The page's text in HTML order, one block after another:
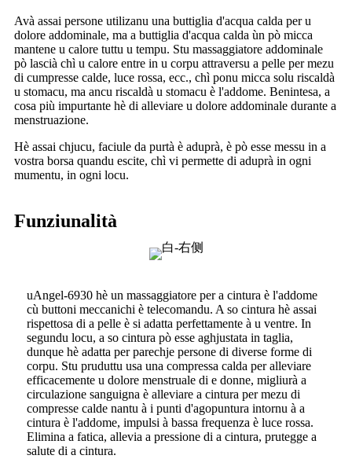
Avà assai persone utilizanu una buttiglia d'acqua calda per u
dolore addominale, ma a buttiglia d'acqua calda ùn pò micca
mantene u calore tuttu u tempu. Stu massaggiatore addominale
pò lascià chì u calore entre in u corpu attraversu a pelle per mezu
di cumpresse calde, luce rossa, ecc., chì ponu micca solu riscaldà
u stomacu, ma ancu riscaldà u stomacu è l'addome. Benintesa, a
cosa più impurtante hè di alleviare u dolore addominale durante a
menstruazione.
Hè assai chjucu, faciule da purtà è aduprà, è pò esse messu in a
vostra borsa quandu escite, chì vi permette di aduprà in ogni
mumentu, in ogni locu.
Funziunalità
uAngel-6930 hè un massaggiatore per a cintura è l'addome
cù buttoni meccanichi è telecomandu. A so cintura hè assai
rispettosa di a pelle è si adatta perfettamente à u ventre. In
segundu locu, a so cintura pò esse aghjustata in taglia,
dunque hè adatta per parechje persone di diverse forme di
corpu. Stu pruduttu usa una compressa calda per alleviare
efficacemente u dolore menstruale di e donne, migliurà a
circulazione sanguigna è alleviare a cintura per mezu di
compresse calde nantu à i punti d'agopuntura intornu à a
cintura è l'addome, impulsi à bassa frequenza è luce rossa.
Elimina a fatica, allevia a pressione di a cintura, prutegge a
salute di a cintura.